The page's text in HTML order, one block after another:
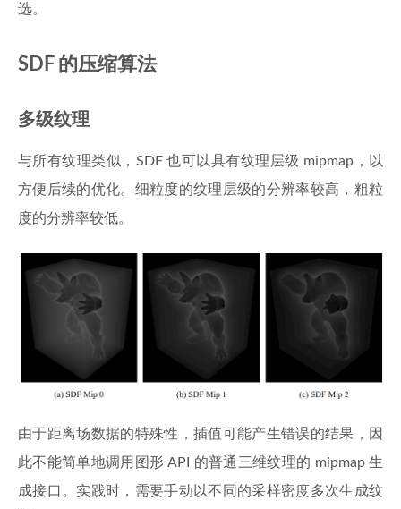
选。
SDF 的压缩算法
多级纹理
与所有纹理类似，SDF 也可以具有纹理层级 mipmap，以
方便后续的优化。细粒度的纹理层级的分辨率较高，粗粒
度的分辨率较低。
由于距离场数据的特殊性，插值可能产生错误的结果，因
此不能简单地调用图形 API 的普通三维纹理的 mipmap 生
成接口。实践时，需要手动以不同的采样密度多次生成纹